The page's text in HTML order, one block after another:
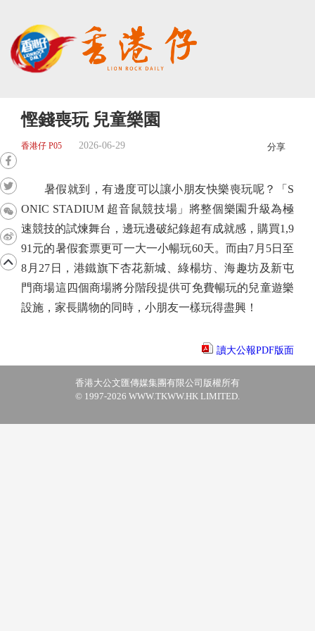
慳錢喪玩 兒童樂園
香港仔 P05 2026-06-29 分享
暑假就到，有邊度可以讓小朋友快樂喪玩呢？「S
ONIC STADIUM 超音鼠競技場」將整個樂園升級為極
速競技的試煉舞台，邊玩邊破紀錄超有成就感，購買1,9
91元的暑假套票更可一大一小暢玩60天。而由7月5日至
8月27日，港鐵旗下杏花新城、綠楊坊、海趣坊及新屯
門商場這四個商場將分階段提供可免費暢玩的兒童遊樂
設施，家長購物的同時，小朋友一樣玩得盡興！
讀大公報PDF版面
香港大公文匯傳媒集團有限公司版權所有
© 1997-2026 WWW.TKWW.HK LIMITED.